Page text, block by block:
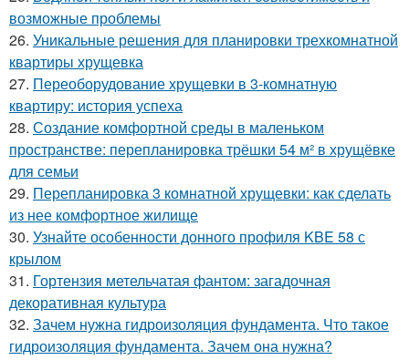
возможные проблемы
26. Уникальные решения для планировки трехкомнатной
квартиры хрущевка
27. Переоборудование хрущевки в 3-комнатную
квартиру: история успеха
28. Создание комфортной среды в маленьком
пространстве: перепланировка трёшки 54 м² в хрущёвке
для семьи
29. Перепланировка 3 комнатной хрущевки: как сделать
из нее комфортное жилище
30. Узнайте особенности донного профиля KBE 58 с
крылом
31. Гортензия метельчатая фантом: загадочная
декоративная культура
32. Зачем нужна гидроизоляция фундамента. Что такое
гидроизоляция фундамента. Зачем она нужна?